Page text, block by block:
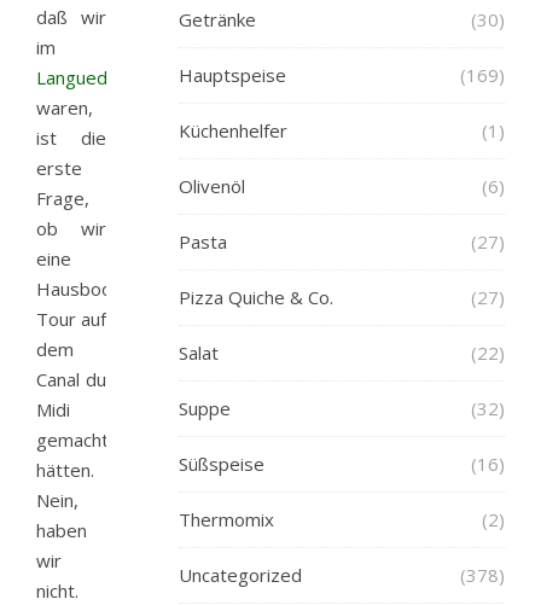
daß wir
im
Languedoc
waren,
ist die
erste
Frage,
ob wir
eine
Hausboot-
Tour auf
dem
Canal du
Midi
gemacht
hätten.
Nein,
haben
wir
nicht.
Getränke (30)
Hauptspeise (169)
Küchenhelfer (1)
Olivenöl (6)
Pasta (27)
Pizza Quiche & Co. (27)
Salat (22)
Suppe (32)
Süßspeise (16)
Thermomix (2)
Uncategorized (378)